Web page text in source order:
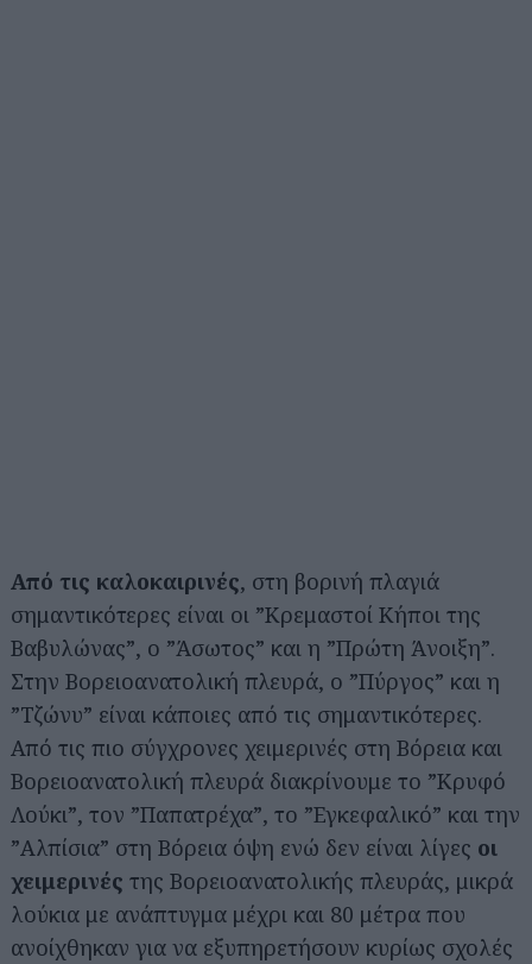
Από τις καλοκαιρινές, στη βορινή πλαγιά
σημαντικότερες είναι οι ”Κρεμαστοί Κήποι της
Βαβυλώνας”, ο ”Άσωτος” και η ”Πρώτη Άνοιξη”.
Στην Βορειοανατολική πλευρά, ο ”Πύργος” και η
”Τζώνυ” είναι κάποιες από τις σημαντικότερες.
Από τις πιο σύγχρονες χειμερινές στη Βόρεια και
Βορειοανατολική πλευρά διακρίνουμε το ”Κρυφό
Λούκι”, τον ”Παπατρέχα”, το ”Εγκεφαλικό” και την
”Αλπίσια” στη Βόρεια όψη ενώ δεν είναι λίγες οι
χειμερινές της Βορειοανατολικής πλευράς, μικρά
λούκια με ανάπτυγμα μέχρι και 80 μέτρα που
ανοίχθηκαν για να εξυπηρετήσουν κυρίως σχολές